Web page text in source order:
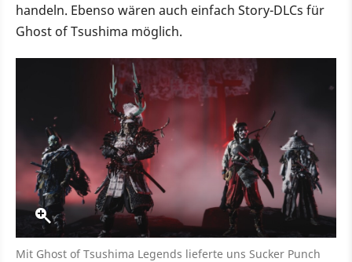
handeln. Ebenso wären auch einfach Story-DLCs für
Ghost of Tsushima möglich.
Mit Ghost of Tsushima Legends lieferte uns Sucker Punch